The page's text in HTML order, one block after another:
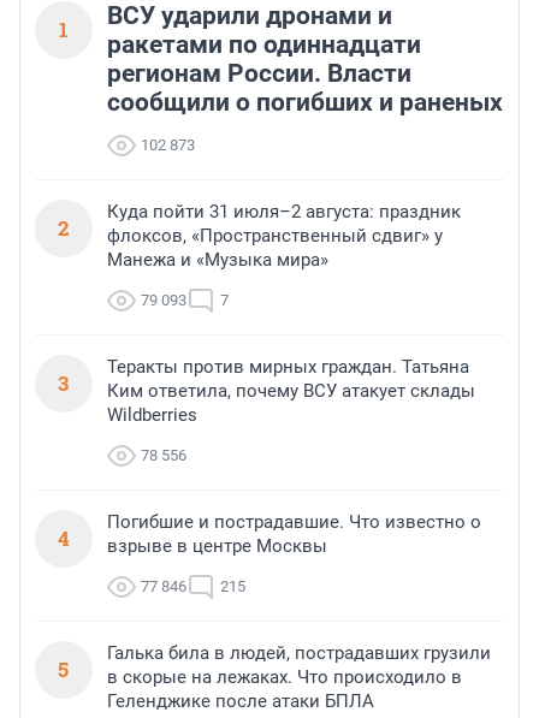
1
ВСУ ударили дронами и
ракетами по одиннадцати
регионам России. Власти
сообщили о погибших и раненых
102 873
2
Куда пойти 31 июля–2 августа: праздник
флоксов, «Пространственный сдвиг» у
Манежа и «Музыка мира»
79 093 7
3
Теракты против мирных граждан. Татьяна
Ким ответила, почему ВСУ атакует склады
Wildberries
78 556
4
Погибшие и пострадавшие. Что известно о
взрыве в центре Москвы
77 846 215
5
Галька била в людей, пострадавших грузили
в скорые на лежаках. Что происходило в
Геленджике после атаки БПЛА